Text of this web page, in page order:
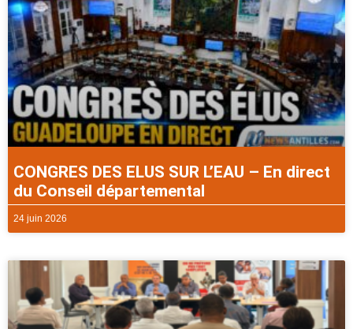
CONGRES DES ELUS SUR L’EAU – En direct
du Conseil départemental
24 juin 2026